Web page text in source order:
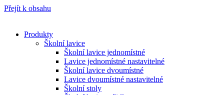
Přejít k obsahu
Produkty
Školní lavice
Školní lavice jednomístné
Lavice jednomístné nastavitelné
Školní lavice dvoumístné
Lavice dvoumístné nastavitelné
Školní stoly